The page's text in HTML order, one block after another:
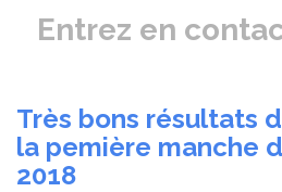
Entrez en
Très bons résultats
la pemière manche
2018